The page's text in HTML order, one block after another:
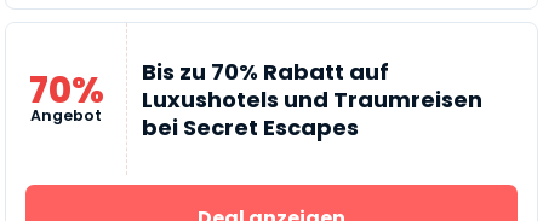
70%
Angebot
Bis zu 70% Rabatt auf
Luxushotels und Traumreisen
bei Secret Escapes